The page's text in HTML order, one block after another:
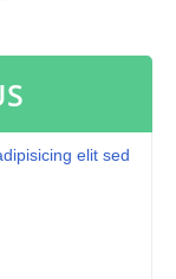
consectetur
ut labore et
quis nostrud
ex ea commodo
vero eos et
qui blanditiis
et iusto odio
voluptatum
excepturi
elit sed